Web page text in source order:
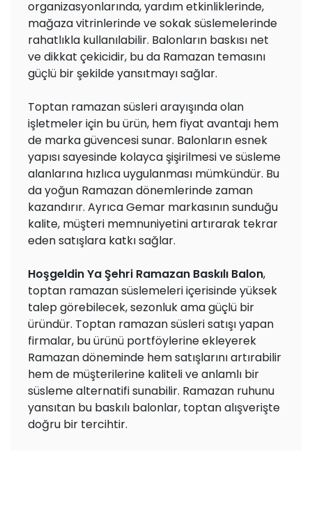
organizasyonlarında, yardım etkinliklerinde,
mağaza vitrinlerinde ve sokak süslemelerinde
rahatlıkla kullanılabilir. Balonların baskısı net
ve dikkat çekicidir, bu da Ramazan temasını
güçlü bir şekilde yansıtmayı sağlar.
Toptan ramazan süsleri arayışında olan
işletmeler için bu ürün, hem fiyat avantajı hem
de marka güvencesi sunar. Balonların esnek
yapısı sayesinde kolayca şişirilmesi ve süsleme
alanlarına hızlıca uygulanması mümkündür. Bu
da yoğun Ramazan dönemlerinde zaman
kazandırır. Ayrıca Gemar markasının sunduğu
kalite, müşteri memnuniyetini artırarak tekrar
eden satışlara katkı sağlar.
Hoşgeldin Ya Şehri Ramazan Baskılı Balon,
toptan ramazan süslemeleri içerisinde yüksek
talep görebilecek, sezonluk ama güçlü bir
üründür. Toptan ramazan süsleri satışı yapan
firmalar, bu ürünü portföylerine ekleyerek
Ramazan döneminde hem satışlarını artırabilir
hem de müşterilerine kaliteli ve anlamlı bir
süsleme alternatifi sunabilir. Ramazan ruhunu
yansıtan bu baskılı balonlar, toptan alışverişte
doğru bir tercihtir.